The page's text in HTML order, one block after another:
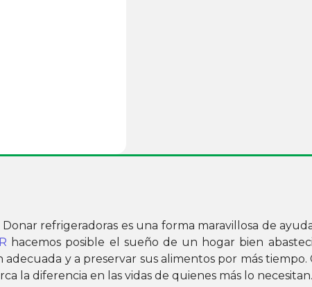
Donar refrigeradoras es una forma maravillosa de
hacemos posible el sueño de un hogar bien
y a preservar sus alimentos por más
la diferencia en las vidas de quienes más lo necesitan.